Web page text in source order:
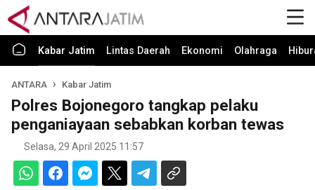
Kabar Jatim Lintas Daerah Ekonomi Olahraga
ANTARA Kabar Jatim
Polres Bojonegoro tangkap pelaku
penganiayaan sebabkan korban tewas
Selasa, 29 April 2025 11:57